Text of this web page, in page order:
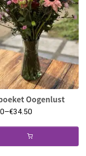
Oogenlust
–€34.50